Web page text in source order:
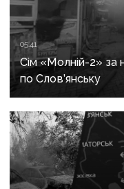
05:41
Сім «Молній-2» за
по Слов’янську